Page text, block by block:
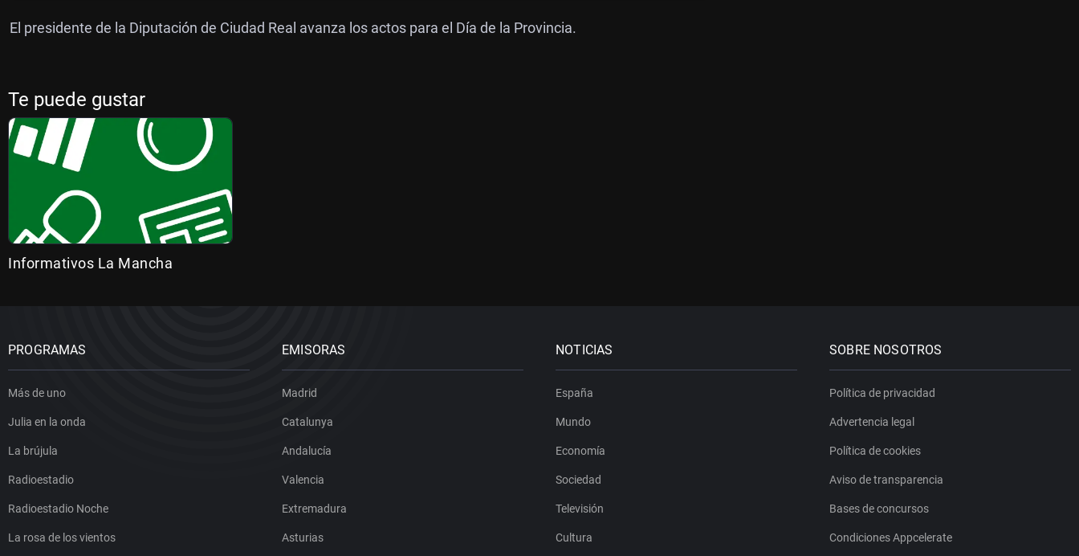
El presidente de la Diputación de Ciudad Real avanza los actos para el Día de la Provincia.
Te puede gustar
Informativos La Mancha
PROGRAMAS
Más de uno
Julia en la onda
La brújula
Radioestadio
Radioestadio Noche
La rosa de los vientos
EMISORAS
Madrid
Catalunya
Andalucía
Valencia
Extremadura
Asturias
NOTICIAS
España
Mundo
Economía
Sociedad
Televisión
Cultura
SOBRE NOSOTROS
Política de privacidad
Advertencia legal
Política de cookies
Aviso de transparencia
Bases de concursos
Condiciones Appcelerate